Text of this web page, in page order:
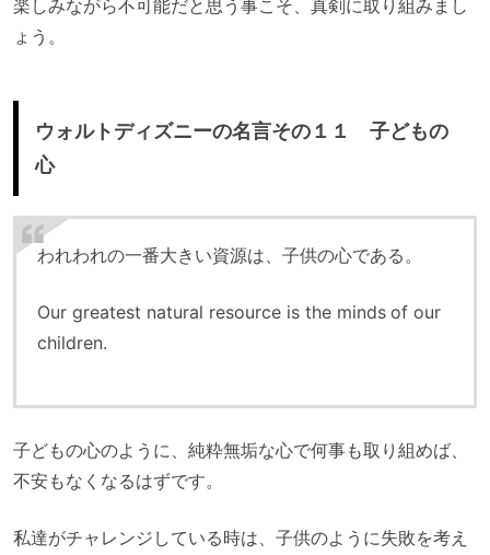
楽しみながら不可能だと思う事こそ、真剣に取り組みまし
ょう。
ウォルトディズニーの名言その１１ 子どもの
心
われわれの一番大きい資源は、子供の心である。
Our greatest natural resource is the minds of our
children.
子どもの心のように、純粋無垢な心で何事も取り組めば、
不安もなくなるはずです。
私達がチャレンジしている時は、子供のように失敗を考え